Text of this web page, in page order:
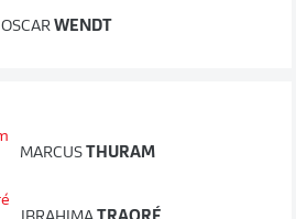
OSCAR WENDT
MARCUS THURAM